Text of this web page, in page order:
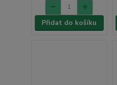
Přidat do košíku